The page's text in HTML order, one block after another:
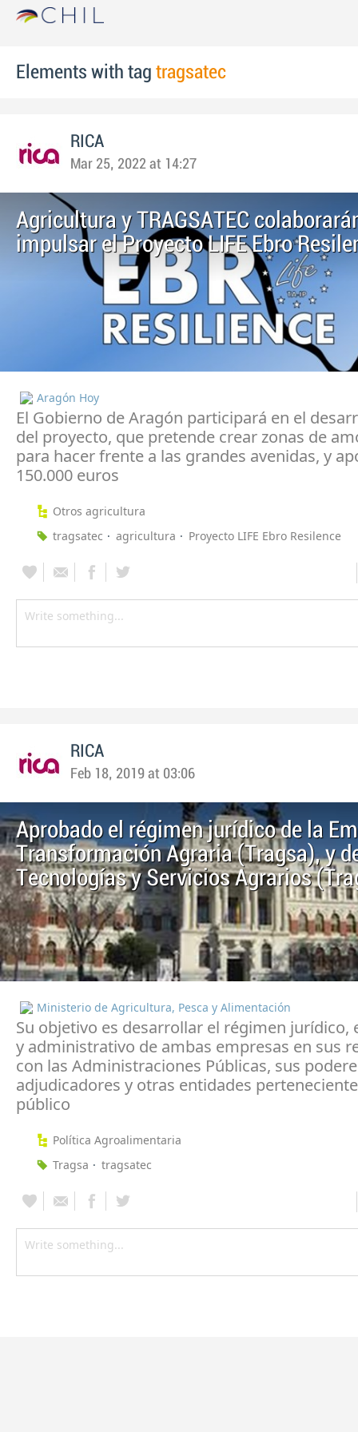
Elements with tag tragsatec
RICA
Mar 25, 2022 at 14:27
Agricultura y TRAGSATEC
impulsar el Proyecto LIFE Ebro
Aragón Hoy
El Gobierno de Aragón participará en el
del proyecto, que pretende crear zonas de
para hacer frente a las grandes avenidas, y
150.000 euros
Otros agricultura
tragsatec
agricultura Proyecto LIFE Ebro Resilence
RICA
Feb 18, 2019 at 03:06
Aprobado el régimen jurídico de la
Transformación Agraria (Tragsa), y
Tecnologías y Servicios Agrarios
Ministerio de Agricultura, Pesca y Alimentación
Su objetivo es desarrollar el régimen jurídico,
y administrativo de ambas empresas en sus
con las Administraciones Públicas, sus
adjudicadores y otras entidades
público
Política Agroalimentaria
Tragsa
tragsatec